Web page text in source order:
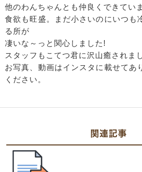
他のわんちゃんとも仲良くできてい
食欲も旺盛。まだ小さいのにいつも
る所が
凄いな～っと関心しました!
スタッフもこてつ君に沢山癒されま
お写真、動画はインスタに載せてあ
ください。
関連記事